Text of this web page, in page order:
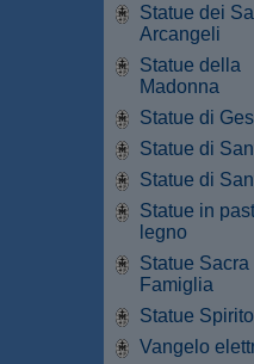
Statue dei
Arcangeli
Statue della
Madonna
Statue di
Statue di
Statue di
Statue in
legno
Statue Sacra
Famiglia
Statue
Vangelo